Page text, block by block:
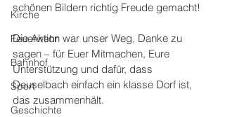
Kirche
Feuerwehr
Bahnhof
Sport
Geschichte
schönen Bildern richtig Freude gemacht!
Die Aktion war unser Weg, Danke zu
sagen – für Euer Mitmachen, Eure
Unterstützung und dafür, dass
Deuselbach einfach ein klasse Dorf ist,
das zusammenhält.